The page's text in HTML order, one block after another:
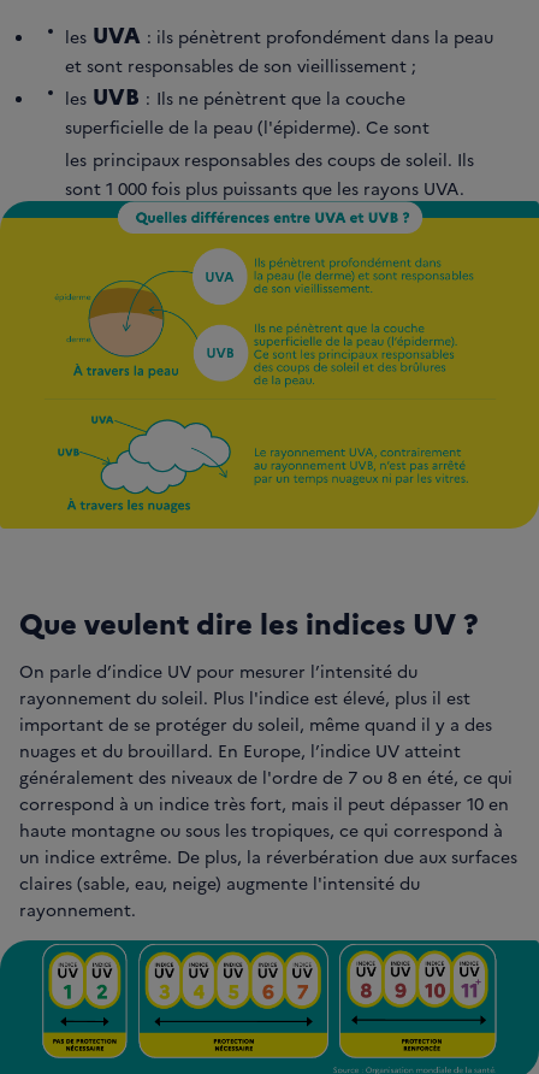
les UVA : ils pénètrent profondément dans la peau
et sont responsables de son vieillissement ;
les UVB : Ils ne pénètrent que la couche
superficielle de la peau (l'épiderme). Ce sont
les principaux responsables des coups de soleil. Ils
sont 1 000 fois plus puissants que les rayons UVA.
Que veulent dire les indices UV ?
On parle d’indice UV pour mesurer l’intensité du
rayonnement du soleil. Plus l'indice est élevé, plus il est
important de se protéger du soleil, même quand il y a des
nuages et du brouillard. En Europe, l’indice UV atteint
généralement des niveaux de l'ordre de 7 ou 8 en été, ce qui
correspond à un indice très fort, mais il peut dépasser 10 en
haute montagne ou sous les tropiques, ce qui correspond à
un indice extrême. De plus, la réverbération due aux surfaces
claires (sable, eau, neige) augmente l'intensité du
rayonnement.